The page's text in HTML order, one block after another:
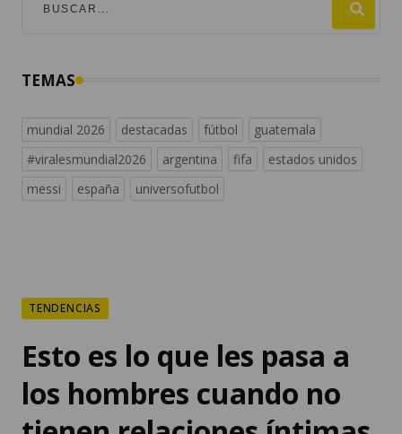
TEMAS
mundial 2026 destacadas fútbol
guatemala
#viralesmundial2026
argentina fifa
estados unidos
messi
españa universofutbol
TENDENCIAS
Esto es lo que les pasa a
los hombres cuando no